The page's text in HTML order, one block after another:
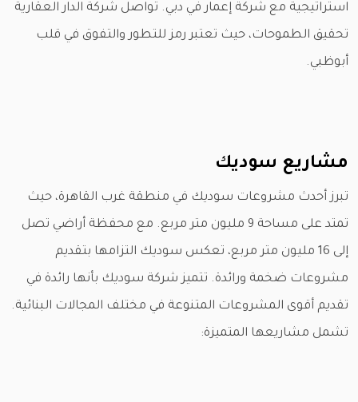
استراتيجية مع شركة إعمار في دبي. تواصل شركة الدار العقارية
تحقيق الطموحات، حيث تعتبر رمز للتطور والتفوق في قلب
أبوظبي.
مشاريع سوديك
تبرز أحدث مشروعات سوديك في منطقة غرب القاهرة، حيث
تمتد على مساحة 9 مليون متر مربع. مع محفظة أراضي تصل
إلى 16 مليون متر مربع، تعكس سوديك التزامها بتقديم
مشروعات ضخمة ورائدة. تتميز شركة سوديك بأنها رائدة في
تقديم أقوى المشروعات المتنوعة في مختلف المجالات البنائية.
تشمل مشاريعها المتميزة: